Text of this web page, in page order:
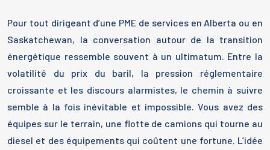
Pour tout dirigeant d’une PME de services en Alberta ou en
Saskatchewan, la conversation autour de la transition
énergétique ressemble souvent à un ultimatum. Entre la
volatilité du prix du baril, la pression réglementaire
croissante et les discours alarmistes, le chemin à suivre
semble à la fois inévitable et impossible. Vous avez des
équipes sur le terrain, une flotte de camions qui tourne au
diesel et des équipements qui coûtent une fortune. L’idée